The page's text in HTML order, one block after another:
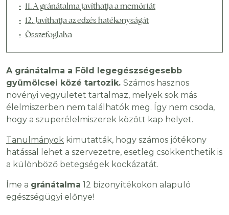
11. A gránátalma javíthatja a memóriát
12. Javíthatja az edzés hatékonyságát
Összefoglalva
A gránátalma a Föld legegészségesebb
gyümölcsei közé tartozik. Számos hasznos
növényi vegyületet tartalmaz, melyek sok más
élelmiszerben nem találhatók meg. Így nem csoda,
hogy a szuperélelmiszerek között kap helyet.
Tanulmányok kimutatták, hogy számos jótékony
hatással lehet a szervezetre, esetleg csökkenthetik is
a különböző betegségek kockázatát.
Íme a gránátalma 12 bizonyítékokon alapuló
egészségügyi előnye!